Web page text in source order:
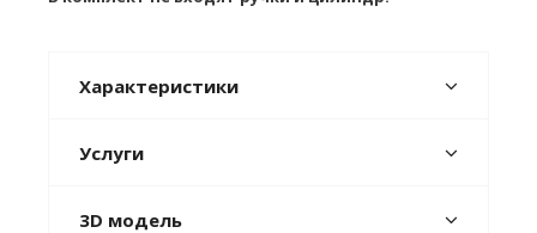
Характеристики
Услуги
3D модель